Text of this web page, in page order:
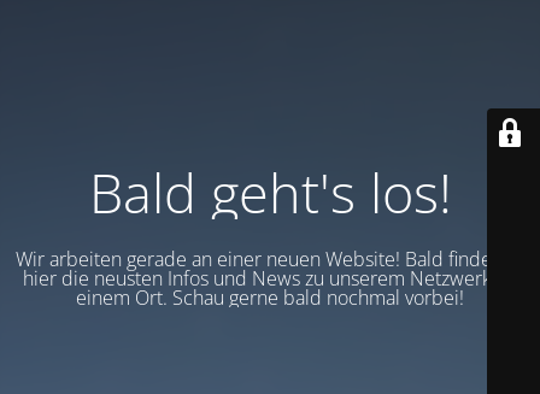
Bald geht's los!
Wir arbeiten gerade an einer neuen Website! Bald findest du
hier die neusten Infos und News zu unserem Netzwerk an
einem Ort. Schau gerne bald nochmal vorbei!